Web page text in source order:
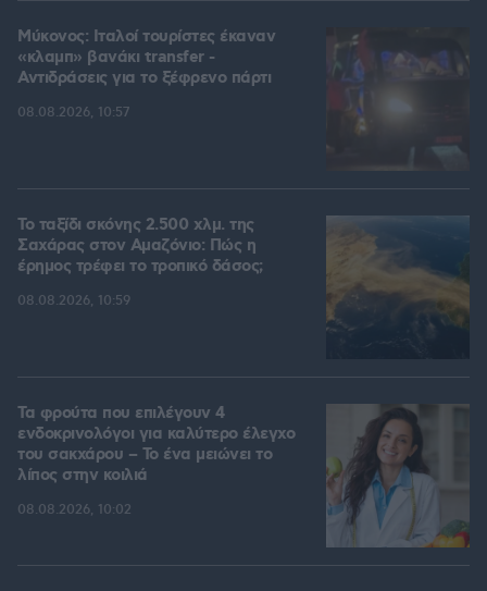
Μύκονος: Ιταλοί τουρίστες έκαναν
«κλαμπ» βανάκι transfer -
Αντιδράσεις για το ξέφρενο πάρτι
08.08.2026, 10:57
Το ταξίδι σκόνης 2.500 χλμ. της
Σαχάρας στον Αμαζόνιο: Πώς η
έρημος τρέφει το τροπικό δάσος;
08.08.2026, 10:59
Τα φρούτα που επιλέγουν 4
ενδοκρινολόγοι για καλύτερο έλεγχο
του σακχάρου – Το ένα μειώνει το
λίπος στην κοιλιά
08.08.2026, 10:02